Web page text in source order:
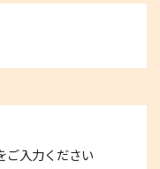
ご入力ください